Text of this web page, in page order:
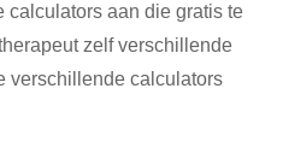
aan die gratis te
zelf verschillende
verschillende calculators